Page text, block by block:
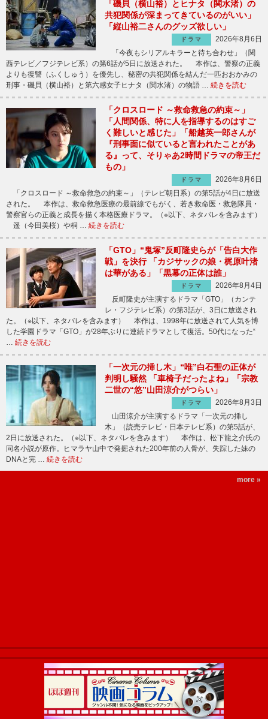
「磯貝（横山裕）とヒナタ（関水渚）の
共犯関係が深まってきているのがいい」
「縦山裕二さんのグッズ欲しい」
ドラマ
2026年8月6日
「今夜もシリアルキラーと待ち合わせ」（関
西テレビ／フジテレビ系）の第6話が5日に放送された。 本作は、警察の正義
よりも復讐（ふくしゅう）を優先し、秘密の共犯関係を結んだ一匹おおかみの
刑事・磯貝（横山裕）と第六感女子ヒナタ（関水渚）の物語 … 続きを読む
「クロスロード ～救命救急の約束～」
「人間関係、特に人を指導するのはすご
く難しいと感じた」「船越英一郎さんが
『刑事面に似ていると言われたことがあ
る』って、そりゃあ2時間ドラマの帝王だ
もの」
ドラマ
2026年8月6日
「クロスロード ～救命救急の約束～」（テレビ朝日系）の第5話が4日に放送
された。 本作は、救命救急医療の最前線でもがく、若き救命医・救急隊員・
警察官らの正義と成長を描く本格医療ドラマ。（※以下、ネタバレを含みます）
遥（今田美桜）や桐 … 続きを読む
「GTO」“鬼塚”反町隆史らが「告白大作
戦」を決行 「カジサックの娘・梶原叶渚
は華がある」「黒幕の正体は誰」
ドラマ
2026年8月4日
反町隆史が主演するドラマ「GTO」（カンテ
レ・フジテレビ系）の第3話が、3日に放送され
た。（※以下、ネタバレを含みます） 本作は、1998年に放送されて人気を博
した学園ドラマ「GTO」が28年ぶりに連続ドラマとして復活。50代になった“
… 続きを読む
「一次元の挿し木」“唯”白石聖の正体が
判明し騒然 「車椅子だったよね」「宗教
二世の“悠”山田涼介がつらい」
ドラマ
2026年8月3日
山田涼介が主演するドラマ「一次元の挿し
木」（読売テレビ・日本テレビ系）の第5話が、
2日に放送された。（※以下、ネタバレを含みます） 本作は、松下龍之介氏の
同名小説が原作。ヒマラヤ山中で発掘された200年前の人骨が、失踪した妹の
DNAと完 … 続きを読む
more »